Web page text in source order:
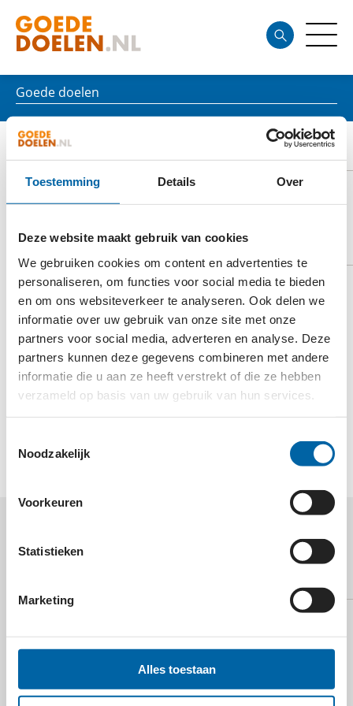
Toestemming Details Over
Deze website maakt gebruik van cookies
We gebruiken cookies om content en advertenties te
personaliseren, om functies voor social media te bieden
en om ons websiteverkeer te analyseren. Ook delen we
informatie over uw gebruik van onze site met onze
partners voor social media, adverteren en analyse. Deze
partners kunnen deze gegevens combineren met andere
informatie die u aan ze heeft verstrekt of die ze hebben
verzameld op basis van uw gebruik van hun services.
Noodzakelijk
Voorkeuren
Statistieken
Marketing
Alles toestaan
Goede doelen
NANDRI
DOELSTELLING
Nandri helpt de allerarmste, kansarme mensen in
achterstandsituaties in de dorpen Kandana, Wattala
en Panadura in Sri Lanka hun leefsituatie te
verbeteren en hen een menswaardig bestaan te
bieden met een beter toekomstperspectief. Daar
waar de nood het hoogst is biedt Stichting Nandri
MEER WETEN OVER
E-mail